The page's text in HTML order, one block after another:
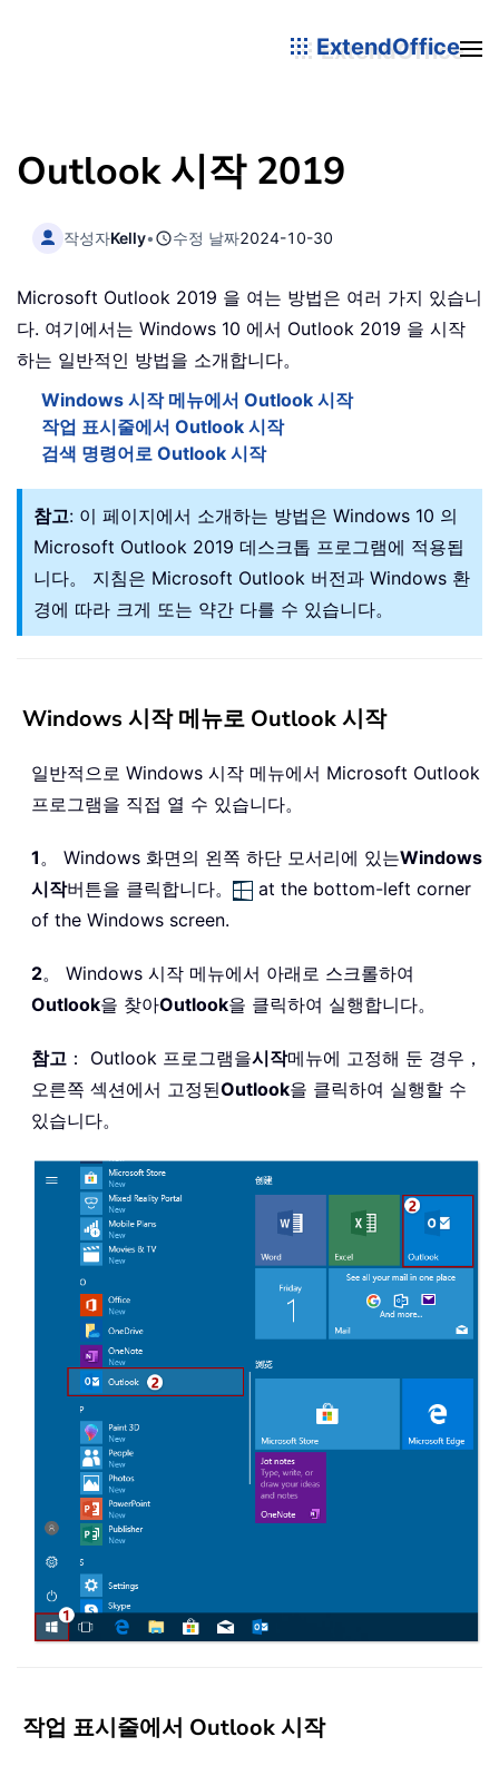
ExtendOffice
Outlook 시작 2019
작성자Kelly• 수정 날짜2024-10-30
Microsoft Outlook 2019 을 여는 방법은 여러 가지 있습니
다. 여기에서는 Windows 10 에서 Outlook 2019 을 시작
하는 일반적인 방법을 소개합니다。
Windows 시작 메뉴에서 Outlook 시작
작업 표시줄에서 Outlook 시작
검색 명령어로 Outlook 시작
참고: 이 페이지에서 소개하는 방법은 Windows 10 의
Microsoft Outlook 2019 데스크톱 프로그램에 적용됩
니다。 지침은 Microsoft Outlook 버전과 Windows 환
경에 따라 크게 또는 약간 다를 수 있습니다。
Windows 시작 메뉴로 Outlook 시작
일반적으로 Windows 시작 메뉴에서 Microsoft Outlook
프로그램을 직접 열 수 있습니다。
1。 Windows 화면의 왼쪽 하단 모서리에 있는Windows
시작버튼을 클릭합니다。
at the bottom-left corner
of the Windows screen.
2。 Windows 시작 메뉴에서 아래로 스크롤하여
Outlook을 찾아Outlook을 클릭하여 실행합니다。
참고 ： Outlook 프로그램을시작메뉴에 고정해 둔 경우，
오른쪽 섹션에서 고정된Outlook을 클릭하여 실행할 수
있습니다。
작업 표시줄에서 Outlook 시작